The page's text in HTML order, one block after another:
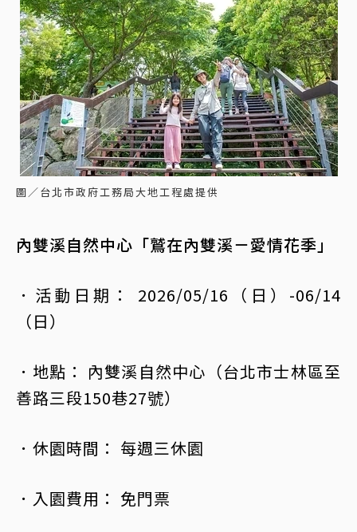
圖／台北市政府工務局大地工程處提供
內雙溪自然中心「鷲在內雙溪－愛情花季」
．活動日期： 2026/05/16（日）-06/14
（日）
．地點： 內雙溪自然中心（台北市士林區至
善路三段150巷27號）
．休園時間： 每週三休園
．入園費用： 免門票